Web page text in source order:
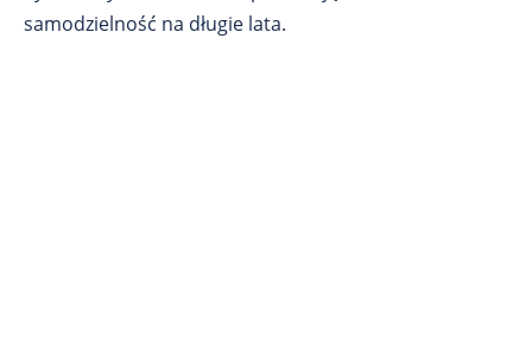
samodzielność na długie lata.